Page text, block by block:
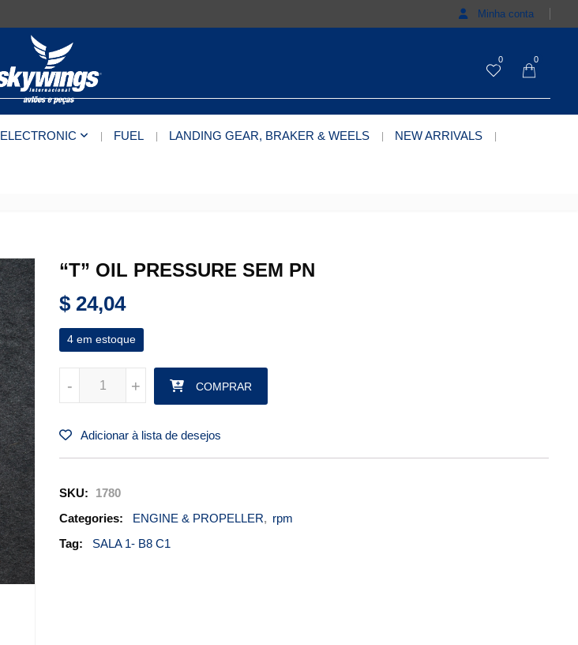
Minha conta
0 0
ELECTRONIC FUEL LANDING GEAR, BRAKER & WEELS NEW ARRIVALS
“T” OIL PRESSURE SEM PN
$ 24,04
4 em estoque
"T" OIL PRESSURE SEM PN quantidade
+
- +
- COMPRAR
Adicionar à lista de desejos
SKU:
1780
Categories:
ENGINE & PROPELLER, rpm
Tag:
SALA 1- B8 C1